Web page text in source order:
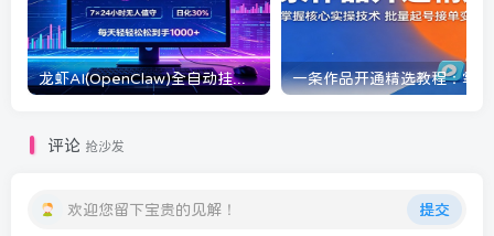
龙虾AI(OpenClaw)全自动挂机，智能操控电脑高效执行任务，每天轻松到手四位数
评论 抢沙发
欢迎您留下宝贵的见解！ 提交